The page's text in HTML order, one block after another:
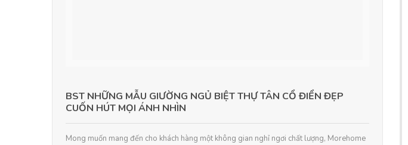
BST NHỮNG MẪU GIƯỜNG NGỦ BIỆT THỰ TÂN CỔ ĐIỂN ĐẸP
CUỐN HÚT MỌI ÁNH NHÌN
Mong muốn mang đến cho khách hàng một không gian nghỉ ngơi chất lượng, Morehome